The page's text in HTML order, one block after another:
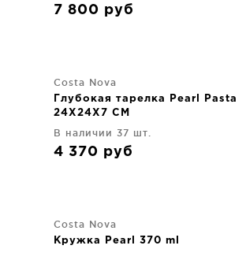
7 800 руб
Costa Nova
Глубокая тарелка Pearl Pasta
24X24X7 CM
В наличии 37 шт.
4 370 руб
Costa Nova
Кружка Pearl 370 ml